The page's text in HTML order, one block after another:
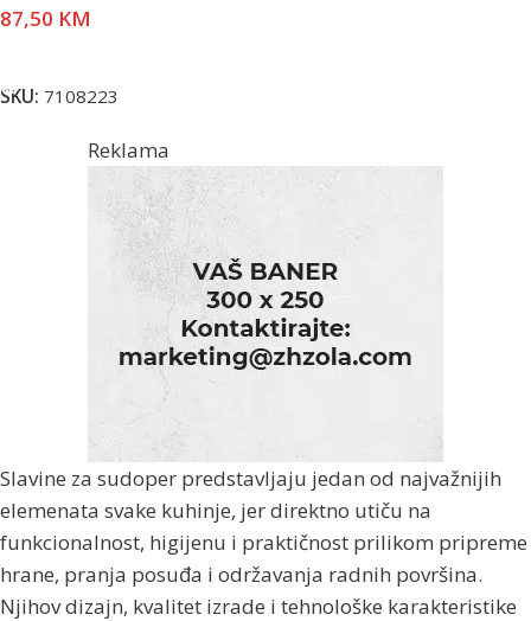
87,50 KM
SKU: 7108223
Reklama
Slavine za sudoper predstavljaju jedan od najvažnijih
elemenata svake kuhinje, jer direktno utiču na
funkcionalnost, higijenu i praktičnost prilikom pripreme
hrane, pranja posuđa i održavanja radnih površina.
Njihov dizajn, kvalitet izrade i tehnološke karakteristike